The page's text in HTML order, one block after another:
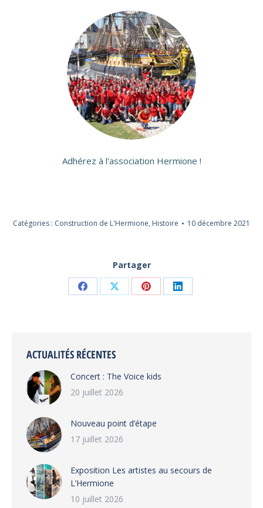
Adhérez à l'association Hermione !
Catégories : Construction de L'Hermione, Histoire 10 décembre 2021
Partager
PartagerPartagerPartagerPartager
ACTUALITÉS RÉCENTES
Concert : The Voice kids
20 juillet 2026
Nouveau point d’étape
17 juillet 2026
Exposition Les artistes au secours de
L’Hermione
10 juillet 2026